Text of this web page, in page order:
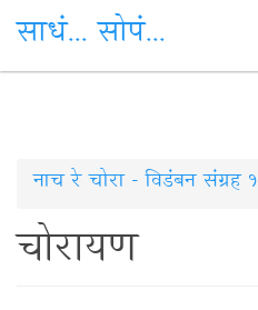
Skip
main
content
साधं... सोपं...
नाच रे चोरा - विडंबन संग्रह १
चोरायण